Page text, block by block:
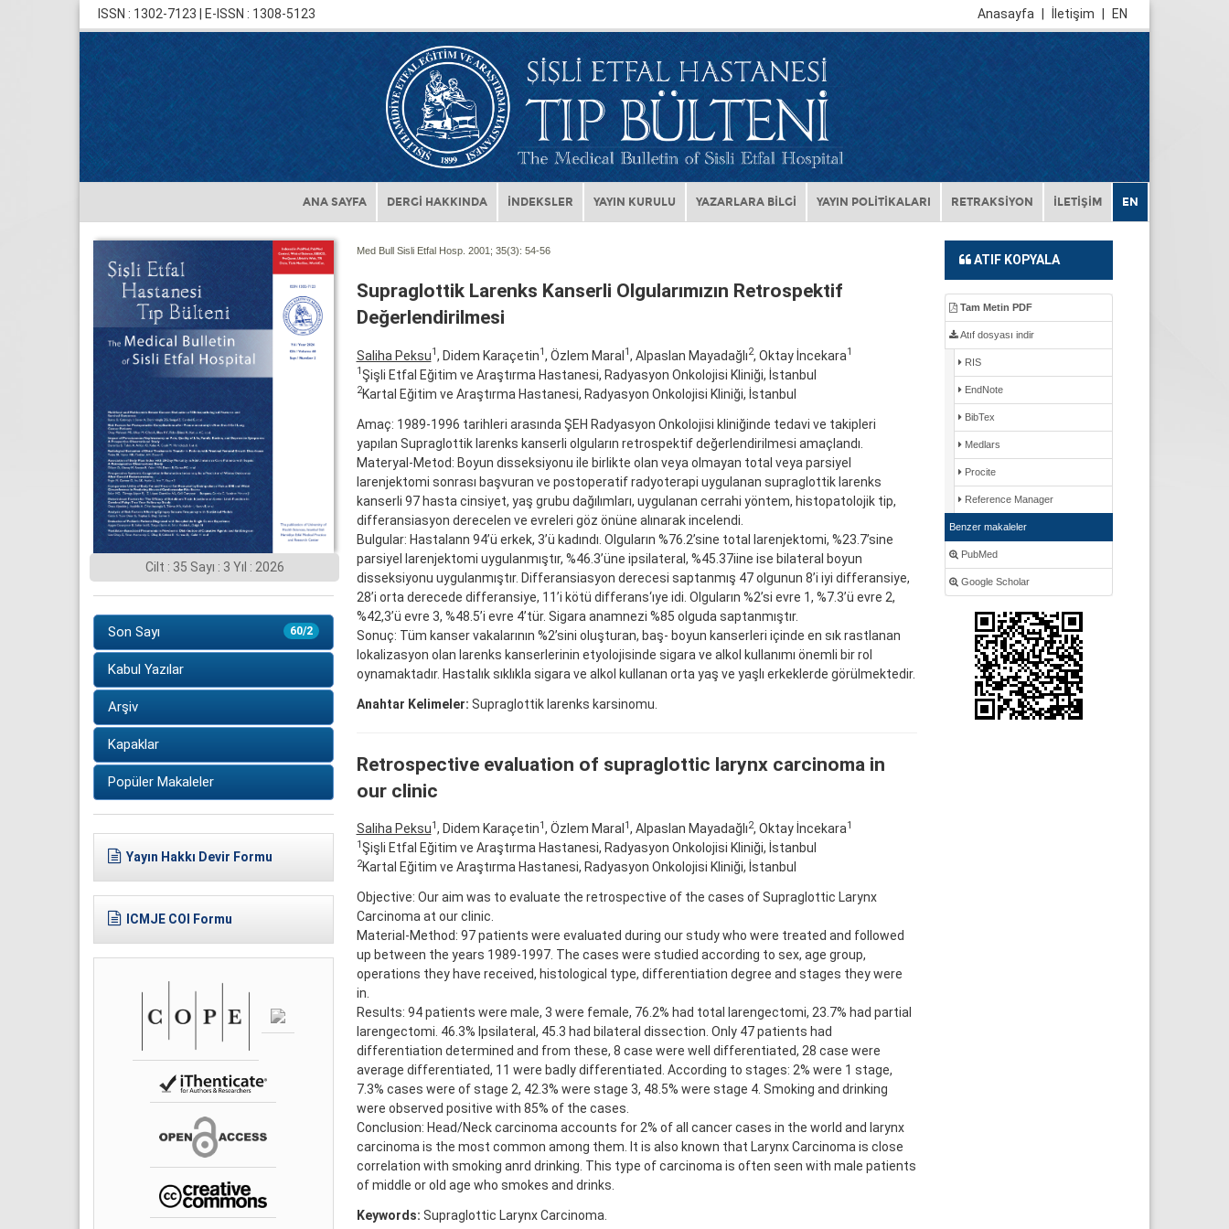
ISSN : 1302-7123 | E-ISSN : 1308-5123 EN
İletişim
Anasayfa
ANA SAYFA DERGİ HAKKINDA İNDEKSLER YAYIN KURULU YAZARLARA BİLGİ YAYIN POLİTİKALARI RETRAKSİYON İLETİŞİM EN
Cilt : 35 Sayı : 3 Yıl : 2026
60/2
Son Sayı
Kabul Yazılar
Arşiv
Kapaklar
Popüler Makaleler
Yayın Hakkı Devir Formu
ICMJE COI Formu
Med Bull Sisli Etfal Hosp. 2001; 35(3): 54-56
Supraglottik Larenks Kanserli Olgularımızın Retrospektif
Değerlendirilmesi
Saliha Peksu1 , Didem Karaçetin1 , Özlem Maral1 , Alpaslan Mayadağlı2, Oktay İncekara1
1 Şişli Etfal Eğitim ve Araştırma Hastanesi, Radyasyon Onkolojisi Kliniği, İstanbul
2Kartal Eğitim ve Araştırma Hastanesi, Radyasyon Onkolojisi Kliniği, İstanbul
Amaç: 1989-1996 tarihleri arasında ŞEH Radyasyon Onkolojisi kliniğinde tedavi ve takipleri
yapılan Supraglottik larenks kanserli olguların retrospektif değerlendirilmesi amaçlandı.
Materyal-Metod: Boyun disseksiyonu ile birlikte olan veya olmayan total veya parsiyel
larenjektomi sonrası başvuran ve postoperatif radyoterapi uygulanan supraglottik larenks
kanserli 97 hasta cinsiyet, yaş grubu dağılımları, uygulanan cerrahi yöntem, histopatolojik tip,
differansiasyon derecelen ve evreleri göz önüne alınarak incelendi.
Bulgular: Hastalann 94’ü erkek, 3’ü kadındı. Olguların %76.2’sine total larenjektomi, %23.7’sine
parsiyel larenjektomi uygulanmıştır, %46.3’üne ipsilateral, %45.37iine ise bilateral boyun
disseksiyonu uygulanmıştır. Differansiasyon derecesi saptanmış 47 olgunun 8’i iyi differansiye,
28’i orta derecede differansiye, 11’i kötü differans‘ıye idi. Olguların %2’si evre 1, %7.3’ü evre 2,
%42,3’ü evre 3, %48.5’i evre 4’tür. Sigara anamnezi %85 olguda saptanmıştır.
Sonuç: Tüm kanser vakalarının %2’sini oluşturan, baş- boyun kanserleri içinde en sık rastlanan
lokalizasyon olan larenks kanserlerinin etyolojisinde sigara ve alkol kullanımı önemli bir rol
oynamaktadır. Hastalık sıklıkla sigara ve alkol kullanan orta yaş ve yaşlı erkeklerde görülmektedir.
Anahtar Kelimeler: Supraglottik larenks karsinomu.
Retrospective evaluation of supraglottic larynx carcinoma in
our clinic
Saliha Peksu1, Didem Karaçetin1, Özlem Maral 1, Alpaslan Mayadağlı2, Oktay İncekara1
1Şişli Etfal Eğitim ve Araştırma Hastanesi, Radyasyon Onkolojisi Kliniği, İstanbul
2Kartal Eğitim ve Araştırma Hastanesi, Radyasyon Onkolojisi Kliniği, İstanbul
Objective: Our aim was to evaluate the retrospective of the cases of Supraglottic Larynx
Carcinoma at our clinic.
Material-Method: 97 patients were evaluated during our study who were treated and followed
up between the years 1989-1997. The cases were studied according to sex, age group,
operations they have received, histological type, differentiation degree and stages they were
in.
Results: 94 patients were male, 3 were female, 76.2% had total larengectomi, 23.7% had partial
larengectomi. 46.3% Ipsilateral, 45.3 had bilateral dissection. Only 47 patients had
differentiation determined and from these, 8 case were well differentiated, 28 case were
average differentiated, 11 were badly differentiated. According to stages: 2% were 1 stage,
7.3% cases were of stage 2, 42.3% were stage 3, 48.5% were stage 4. Smoking and drinking
were observed positive with 85% of the cases.
Conclusion: Head/Neck carcinoma accounts for 2% of all cancer cases in the world and larynx
carcinoma is the most common among them. It is also known that Larynx Carcinoma is close
correlation with smoking anrd drinking. This type of carcinoma is often seen with male patients
of middle or old age who smokes and drinks.
Keywords: Supraglottic Larynx Carcinoma.
ATIF KOPYALA
Tam Metin PDF
Atıf dosyası indir
RIS
EndNote
BibTex
Medlars
Procite
Reference Manager
Benzer makaleler
PubMed
Google Scholar